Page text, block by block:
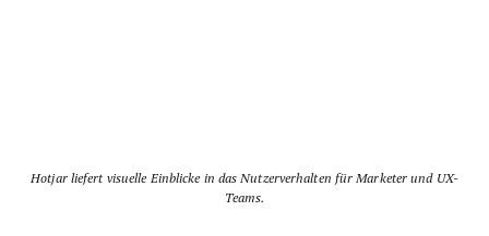
Hotjar liefert visuelle Einblicke in das Nutzerverhalten für Marketer und UX-
Teams.